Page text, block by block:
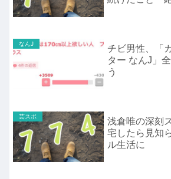
なんJ
チビ男性、「
ター なんJ」
う
芸スポ
浅倉唯の深刻
宅したら見知
ル生活に